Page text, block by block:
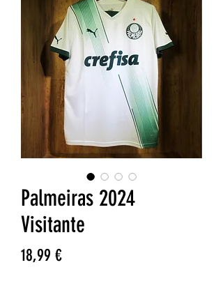
Palmeiras 2024
Visitante
18,99 €Precio